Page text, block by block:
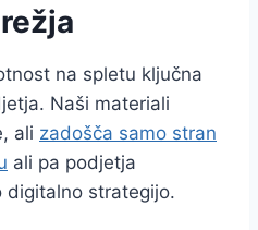
na spletu ključna
Naši materiali
ali zadošča samo stran
ali pa podjetja
digitalno strategijo.